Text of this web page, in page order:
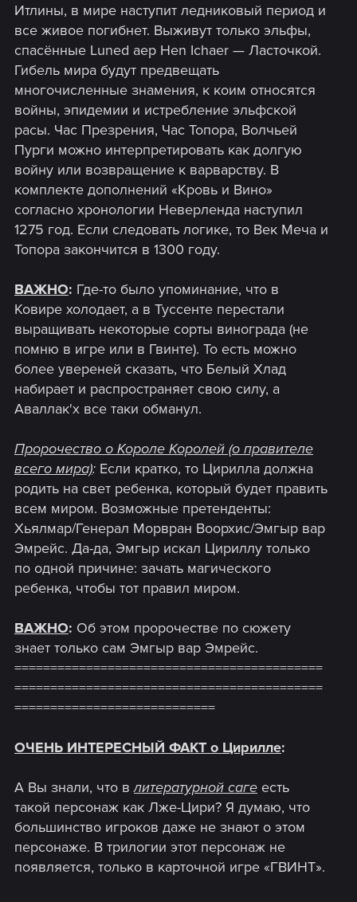
Итлины, в мире наступит ледниковый период и
все живое погибнет. Выживут только эльфы,
спасённые Luned aep Hen Ichaer — Ласточкой.
Гибель мира будут предвещать
многочисленные знамения, к коим относятся
войны, эпидемии и истребление эльфской
расы. Час Презрения, Час Топора, Волчьей
Пурги можно интерпретировать как долгую
войну или возвращение к варварству. В
комплекте дополнений «Кровь и Вино»
согласно хронологии Неверленда наступил
1275 год. Если следовать логике, то Век Меча и
Топора закончится в 1300 году.
ВАЖНО: Где-то было упоминание, что в
Ковире холодает, а в Туссенте перестали
выращивать некоторые сорты винограда (не
помню в игре или в Гвинте). То есть можно
более увереней сказать, что Белый Хлад
набирает и распространяет свою силу, а
Аваллак'х все таки обманул.
Пророчество о Короле Королей (о правителе
всего мира): Если кратко, то Цирилла должна
родить на свет ребенка, который будет править
всем миром. Возможные претенденты:
Хьялмар/Генерал Морвран Воорхис/Эмгыр вар
Эмрейс. Да-да, Эмгыр искал Цириллу только
по одной причине: зачать магического
ребенка, чтобы тот правил миром.
ВАЖНО: Об этом пророчестве по сюжету
знает только сам Эмгыр вар Эмрейс.
===========================================
===========================================
============================
ОЧЕНЬ ИНТЕРЕСНЫЙ ФАКТ о Цирилле:
А Вы знали, что влитературной саге есть
такой персонаж как Лже-Цири? Я думаю, что
большинство игроков даже не знают о этом
персонаже. В трилогии этот персонаж не
появляется, только в карточной игре «ГВИНТ».